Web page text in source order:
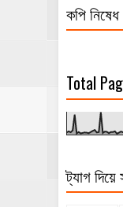
কপি নিষেধ
Total
ট্যাগ